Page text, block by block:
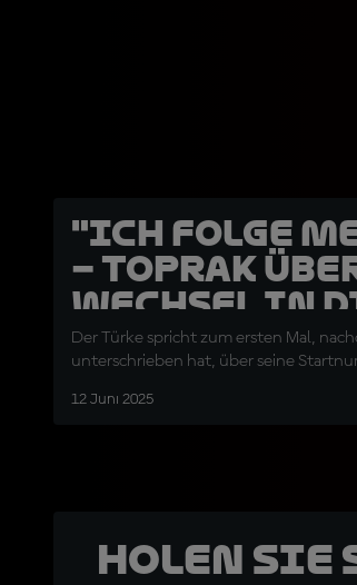
"Ich folge
– Toprak
Wechsel in
Der Türke spricht zum ersten Mal,
unterschrieben hat, über seine
12 Juni 2025
Holen